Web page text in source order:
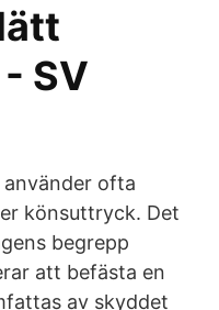
SV
använder ofta
könsuttryck. Det
begrepp
att befästa en
av skyddet